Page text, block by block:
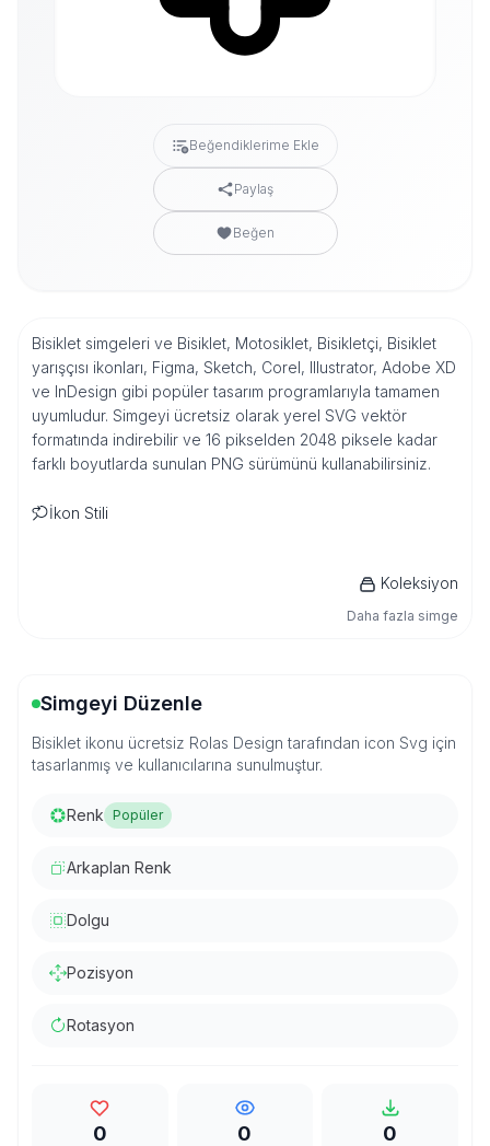
Beğendiklerime Ekle
Paylaş
Beğen
Bisiklet simgeleri ve Bisiklet, Motosiklet, Bisikletçi, Bisiklet
yarışçısı ikonları, Figma, Sketch, Corel, Illustrator, Adobe XD
ve InDesign gibi popüler tasarım programlarıyla tamamen
uyumludur. Simgeyi ücretsiz olarak yerel SVG vektör
formatında indirebilir ve 16 pikselden 2048 piksele kadar
farklı boyutlarda sunulan PNG sürümünü kullanabilirsiniz.
İkon Stili
Koleksiyon
Daha fazla simge
Simgeyi Düzenle
Bisiklet ikonu ücretsiz Rolas Design tarafından icon Svg için
tasarlanmış ve kullanıcılarına sunulmuştur.
Renk Popüler
Arkaplan Renk
Dolgu
Pozisyon
Rotasyon
0 0 0